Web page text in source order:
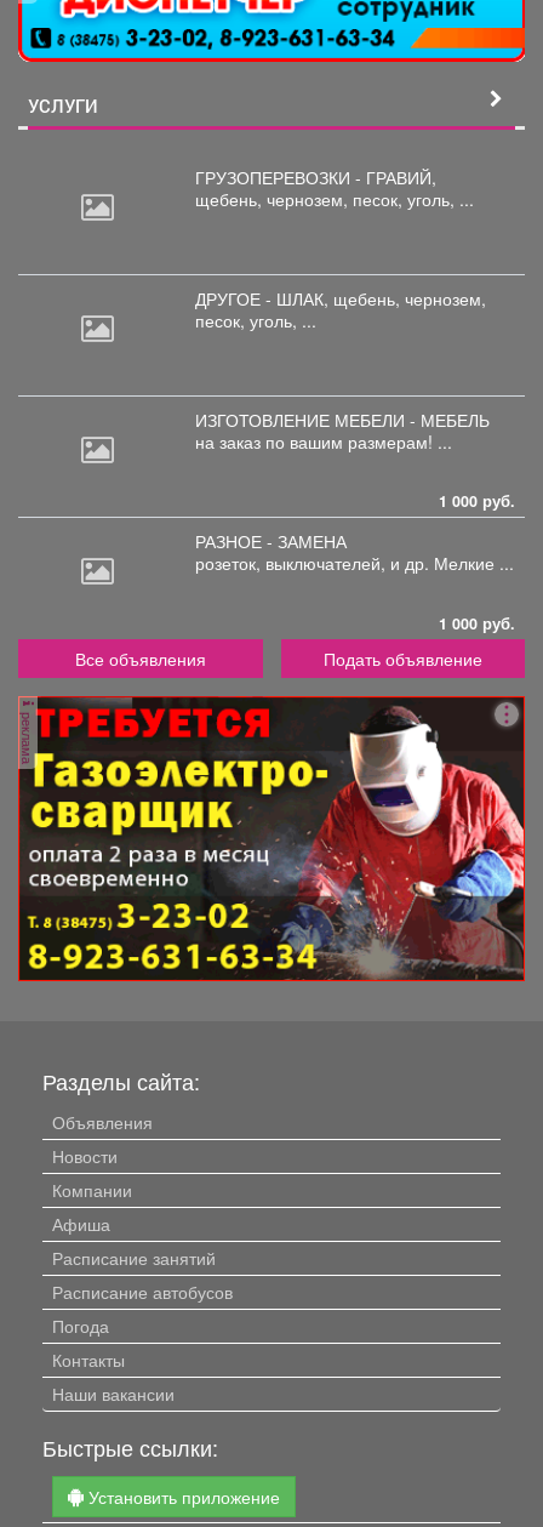
УСЛУГИ
ГРУЗОПЕРЕВОЗКИ - ГРАВИЙ,
щебень, чернозем, песок, уголь, ...
ДРУГОЕ - ШЛАК, щебень, чернозем,
песок, уголь, ...
ИЗГОТОВЛЕНИЕ МЕБЕЛИ - МЕБЕЛЬ
на заказ по вашим размерам! ...
1 000 руб.
РАЗНОЕ - ЗАМЕНА
розеток, выключателей, и др. Мелкие ...
1 000 руб.
Все объявления Подать объявление
реклама
Разделы сайта:
Объявления
Новости
Компании
Афиша
Расписание занятий
Расписание автобусов
Погода
Контакты
Наши вакансии
Быстрые ссылки:
Установить приложение